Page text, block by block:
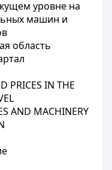
уровне на
машин и
область
PRICES IN THE
AND MACHINERY